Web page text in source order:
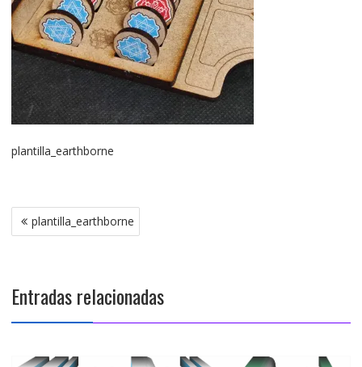
plantilla_earthborne
Navegación
de
plantilla_earthborne
Entradas relacionadas